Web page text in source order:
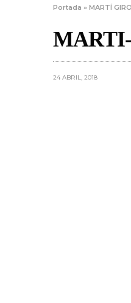
Portada »MARTÍ
24 ABRIL, 2018